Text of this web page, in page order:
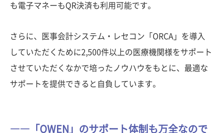
も電子マネーもQR決済も利用可能です。
さらに、医事会計システム・レセコン「ORCA」を導入
していただくために2,500件以上の医療機関様をサポート
させていただくなかで培ったノウハウをもとに、最適な
サポートを提供できると自負しています。
――「OWEN」のサポート体制も万全なので